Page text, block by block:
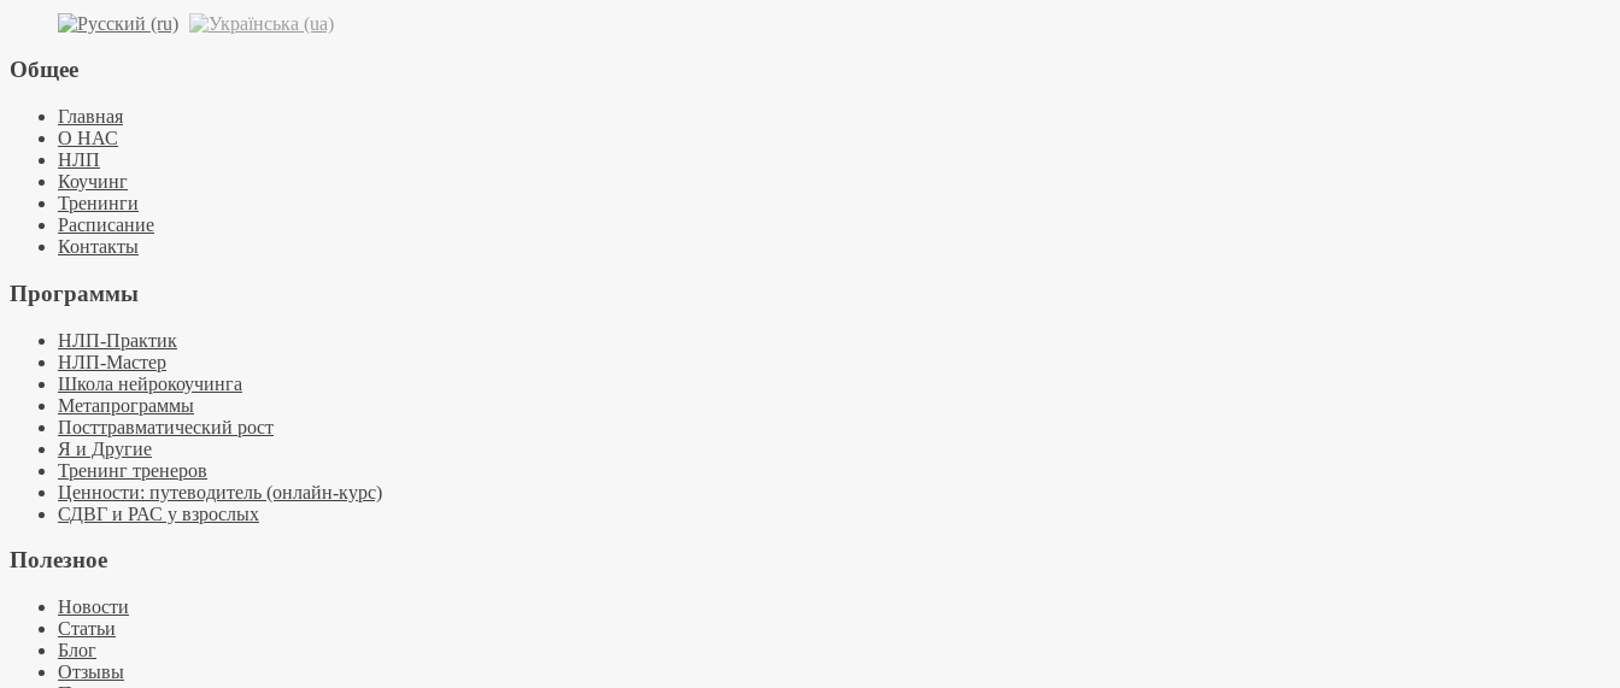
Общее
Главная
О НАС
НЛП
Коучинг
Тренинги
Расписание
Контакты
Программы
НЛП-Практик
НЛП-Мастер
Школа нейрокоучинга
Метапрограммы
Посттравматический рост
Я и Другие
Тренинг тренеров
Ценности: путеводитель (онлайн-курс)
СДВГ и РАС у взрослых
Полезное
Новости
Статьи
Блог
Отзывы